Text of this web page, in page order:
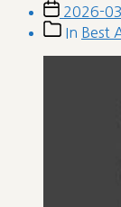
Post
date
2026-
PostIn Best